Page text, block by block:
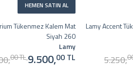
HEMEN SATIN AL
Tükenmez Kalem Mat
Siyah 260
Lamy
00 TL 9.500,00 TL
Lamy Accent
5.250,